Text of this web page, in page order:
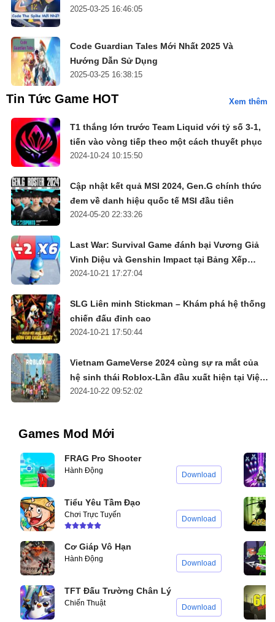
2025-03-25 16:46:05
Code Guardian Tales Mới Nhất 2025 Và
Hướng Dẫn Sử Dụng
2025-03-25 16:38:15
Tin Tức Game HOT Xem thêm
T1 thắng lớn trước Team Liquid với tỷ số 3-1,
tiến vào vòng tiếp theo một cách thuyết phục
2024-10-24 10:15:50
Cập nhật kết quả MSI 2024, Gen.G chính thức
đem về danh hiệu quốc tế MSI đầu tiên
2024-05-20 22:33:26
Last War: Survival Game đánh bại Vương Giả
Vinh Diệu và Genshin Impact tại Bảng Xếp
Hạng
2024-10-21 17:27:04
SLG Liên minh Stickman – Khám phá hệ thống
chiến đấu đỉnh cao
2024-10-21 17:50:44
Vietnam GameVerse 2024 cùng sự ra mắt của
hệ sinh thái Roblox-Lần đầu xuất hiện tại Việt
Nam
2024-10-22 09:52:02
Games Mod Mới
FRAG Pro Shooter
Hành Động Download
Tiểu Yêu Tầm Đạo
Chơi Trực Tuyến Download
Cơ Giáp Vô Hạn
Hành Động Download
TFT Đấu Trường Chân Lý
Chiến Thuật Download